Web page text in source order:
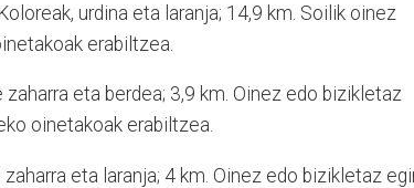
urdina eta laranja; 14,9 km. Soilik oinez
erabiltzea.
zaharra eta berdea; 3,9 km. Oinez edo bizikletaz
oinetakoak erabiltzea.
zaharra eta laranja; 4 km. Oinez edo bizikletaz